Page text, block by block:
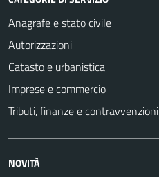
Anagrafe e stato civile
Autorizzazioni
Catasto e urbanistica
Imprese e commercio
Tributi, finanze e contravvenzioni
NOVITÀ